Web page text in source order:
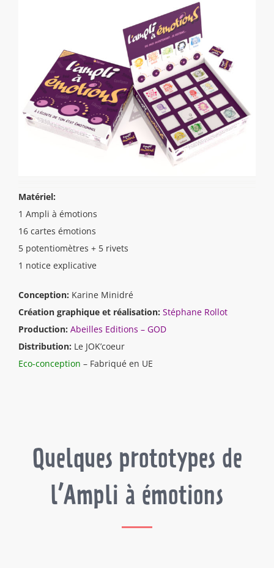
Matériel:
1 Ampli à émotions
16 cartes émotions
5 potentiomètres + 5 rivets
1 notice explicative
Conception: Karine Minidré
Création graphique et réalisation: Stéphane Rollot
Production: Abeilles Editions – GOD
Distribution: Le JOK’coeur
Eco-conception – Fabriqué en UE
Quelques prototypes de
l’Ampli à émotions